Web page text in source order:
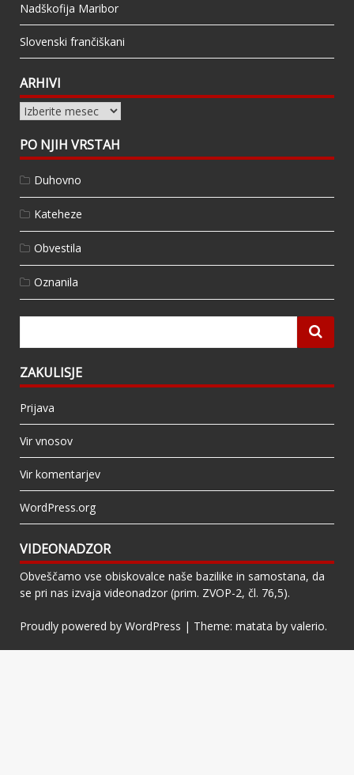
Nadškofija Maribor
Slovenski frančiškani
ARHIVI
Arhivi
PO NJIH VRSTAH
Duhovno
Kateheze
Obvestila
Oznanila
ZAKULISJE
Prijava
Vir vnosov
Vir komentarjev
WordPress.org
VIDEONADZOR
Obveščamo vse obiskovalce naše bazilike in samostana, da
se pri nas izvaja videonadzor (prim. ZVOP-2, čl. 76,5).
Proudly powered by WordPress | Theme: matata by valerio.